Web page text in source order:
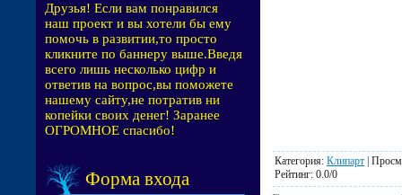
Друзья! Если вам понравился
наш проект и вы хотели бы ему
помочь в развитии,то просто
кликните по баннеру выше.Введя
всего лишь несколько цифр и
ответив на вопрос,вы поможете
нашему сайту,не потратив ни
копейки своих денег! Заранее
ОГРОМНОЕ спасибо!
Форма входа
Категория: Клипарт |
Рейтинг: 0.0/0